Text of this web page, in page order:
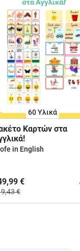
60 Υλικά
Καρτών στα
in English
€
€